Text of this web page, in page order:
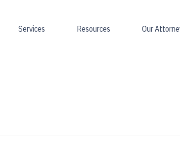
Services Resources Our